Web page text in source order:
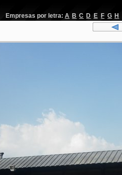
Empresas por letra: A B C D E F G H